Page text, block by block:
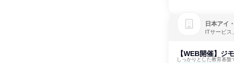
日本アイ
ITサービス
【WEB開催】ジ
しっかりとした教育基盤